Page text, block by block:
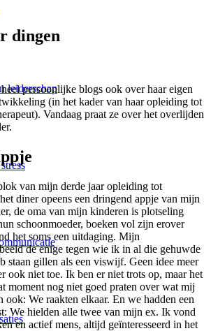
leiderschap
dingen
persoonlijke blogs ook over haar eigen
(in het kader van haar opleiding tot
Vandaag praat ze over het overlijden
van mijn derde jaar opleiding tot
diner opeens een dringend appje van mijn
de oma van mijn kinderen is plotseling
schoonmoeder, boeken vol zijn erover
het soms een uitdaging. Mijn
de enige tegen wie ik in al die gehuwde
staan gillen als een viswijf. Geen idee meer
ook niet toe. Ik ben er niet trots op, maar het
moment nog niet goed praten over wat mij
ook: We raakten elkaar. En we hadden een
We hielden alle twee van mijn ex. Ik vond
en actief mens, altijd geïnteresseerd in het